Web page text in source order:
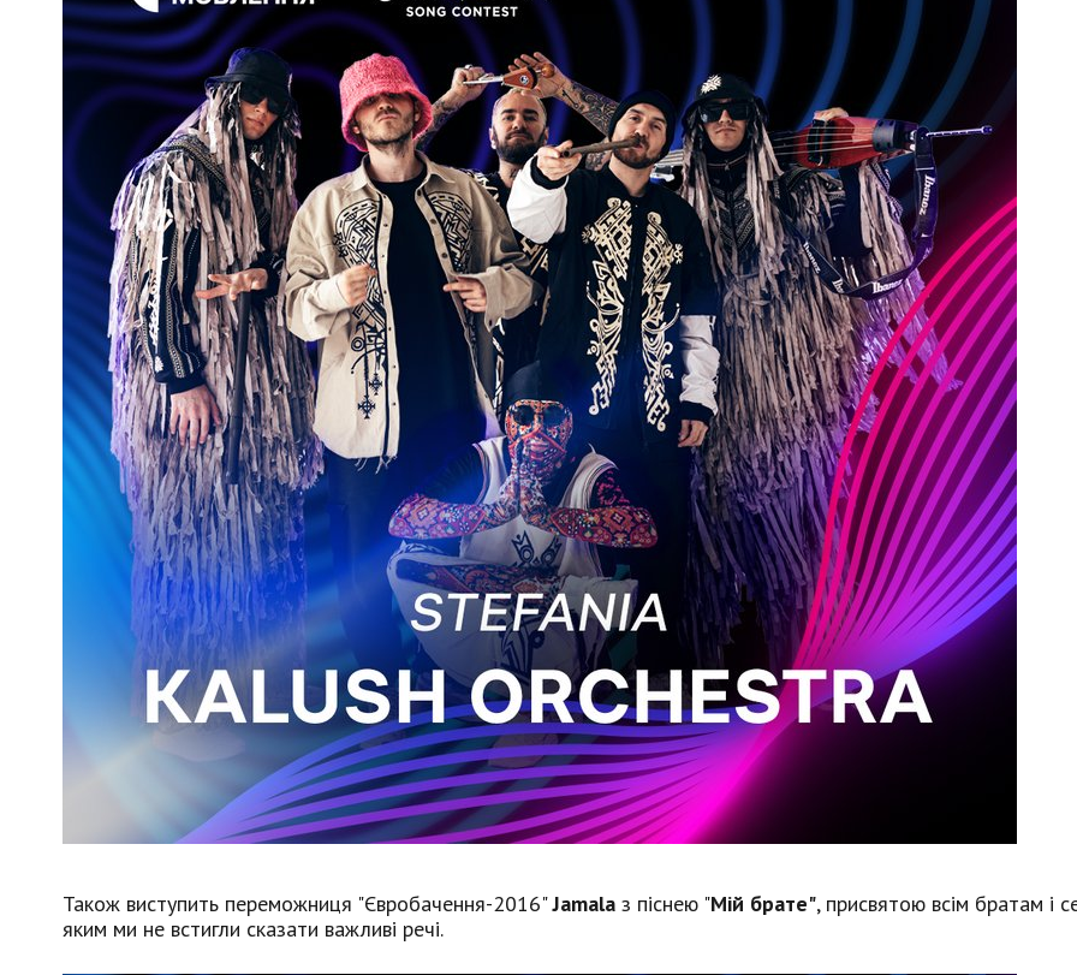
Також виступить переможниця "Євробачення-2016"Jamala з піснею "Мій брате", присвятою всім братам і
яким ми не встигли сказати важливі речі.